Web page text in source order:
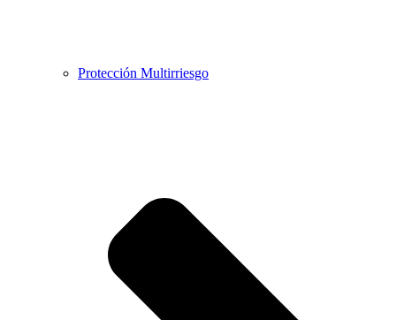
Protección Multirriesgo